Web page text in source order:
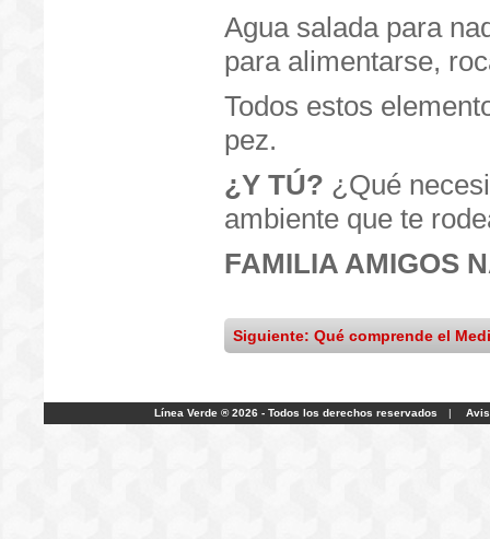
Agua salada para
para alimentarse,
Todos estos
pez.
¿Y TÚ? ¿Qué
ambiente que te
FAMILIA AMIGOS
Siguiente: Qué comprende el
Línea Verde ® 2026 - Todos los derechos reservados |